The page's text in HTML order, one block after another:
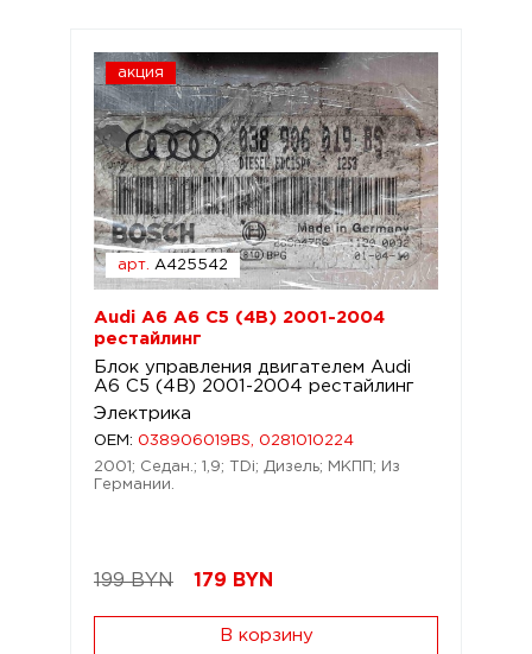
акция
арт. A425542
Audi A6 A6 C5 (4B) 2001-2004
рестайлинг
Блок управления двигателем Audi
A6 C5 (4B) 2001-2004 рестайлинг
Электрика
OEM: 038906019BS, 0281010224
2001; Седан.; 1,9; TDi; Дизель; МКПП; Из
Германии.
199 BYN 179 BYN
В корзину